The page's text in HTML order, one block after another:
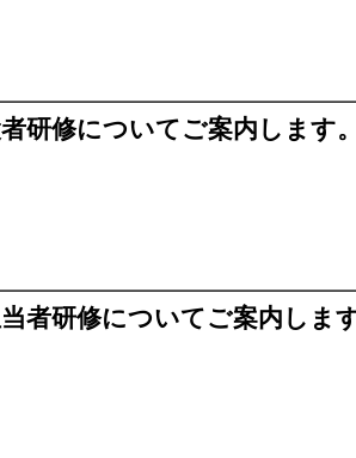
研修についてご案内します
者研修についてご案内しま